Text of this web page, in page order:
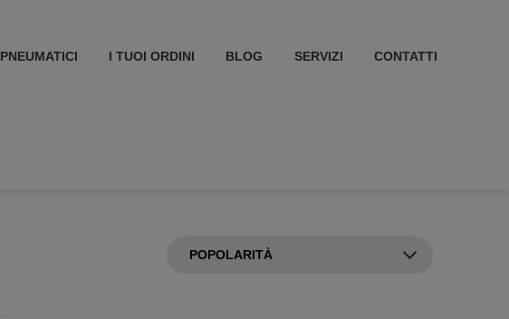
PNEUMATICI I TUOI ORDINI BLOG SERVIZI CONTATTI